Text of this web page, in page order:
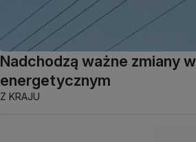
Nadchodzą ważne zmiany
energetycznym
Z KRAJU